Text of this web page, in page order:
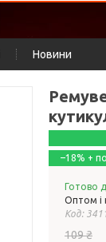
Новини
–18%
Готово
Оптом і
Код:
109 ₴